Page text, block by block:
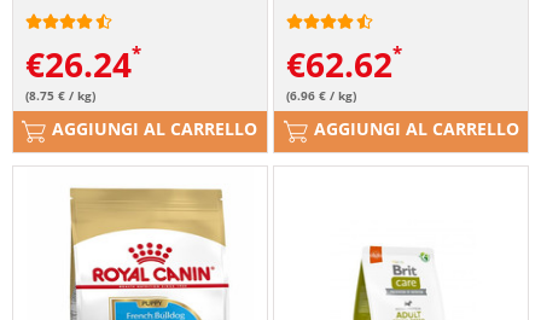
€26.24
(8.75 € / kg)
AGGIUNGI AL CARRELLO
€62.62
(6.96 € / kg)
AGGIUNGI AL CARRELLO